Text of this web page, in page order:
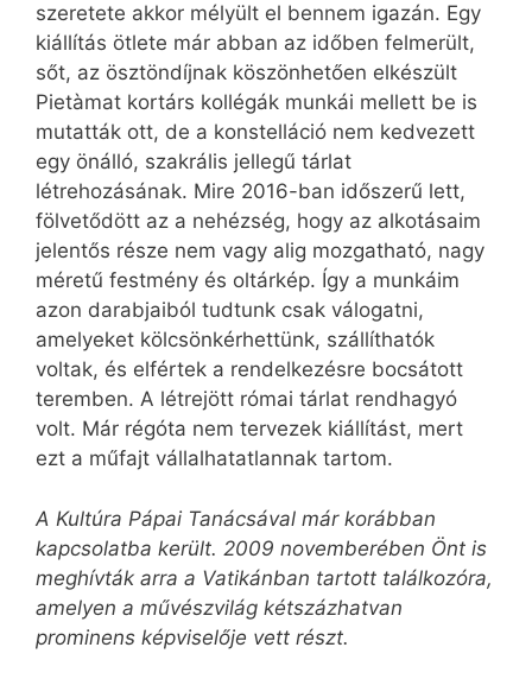
szeretete akkor mélyült el bennem igazán. Egy
kiállítás ötlete már abban az időben felmerült,
sőt, az ösztöndíjnak köszönhetően elkészült
Pietàmat kortárs kollégák munkái mellett be is
mutatták ott, de a konstelláció nem kedvezett
egy önálló, szakrális jellegű tárlat
létrehozásának. Mire 2016-ban időszerű lett,
fölvetődött az a nehéz­ség, hogy az alkotásaim
jelentős része nem vagy alig mozgatható, nagy
méretű festmény és oltárkép. Így a munkáim
azon darabjaiból tudtunk csak válogatni,
amelyeket kölcsönkérhettünk, szállíthatók
voltak, és elfértek a rendelkezésre bocsátott
teremben. A létrejött római tárlat rendhagyó
volt. Már régóta nem tervezek kiállítást, mert
ezt a műfajt vállalhatatlannak tartom.
A Kultúra Pápai Tanácsával már korábban
kapcsolatba került. 2009 novemberében Önt is
meghívták arra a Vatikánban tartott találkozóra,
amelyen a művészvilág kétszázhatvan
prominens képviselője vett részt.